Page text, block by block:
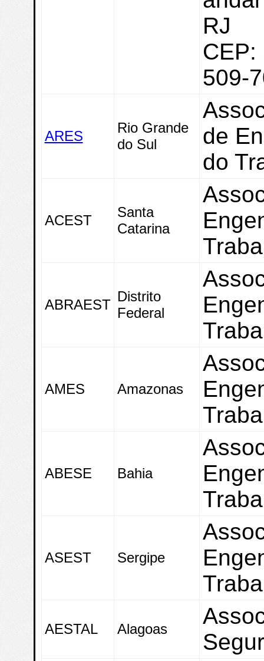
RJ
CEP:
509-
ARES
Rio Grande
do Sul
de
do
ACEST
Santa
Catarina
ABRAEST
Distrito
Federal
AMES Amazonas
ABESE Bahia
ASEST Sergipe
AESTAL Alagoas